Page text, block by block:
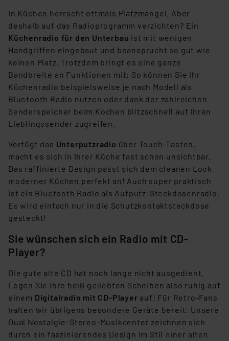
In Küchen herrscht oftmals Platzmangel. Aber
deshalb auf das Radioprogramm verzichten? Ein
Küchenradio für den Unterbau ist mit wenigen
Handgriffen eingebaut und beansprucht so gut wie
keinen Platz. Trotzdem bringt es eine ganze
Bandbreite an Funktionen mit: So können Sie Ihr
Küchenradio beispielsweise je nach Modell als
Bluetooth Radio nutzen oder dank der zahlreichen
Senderspeicher beim Kochen blitzschnell auf Ihren
Lieblingssender zugreifen.
Verfügt das Unterputzradio über Touch-Tasten,
macht es sich in Ihrer Küche fast schon unsichtbar.
Das raffinierte Design passt sich dem cleanen Look
moderner Küchen perfekt an! Auch super praktisch
ist ein Bluetooth Radio als Aufputz-Steckdosenradio.
Es wird einfach nur in die Schutzkontaktsteckdose
gesteckt!
Sie wünschen sich ein Radio mit CD-
Player?
Die gute alte CD hat noch lange nicht ausgedient.
Legen Sie Ihre heiß geliebten Scheiben also ruhig auf
einem Digitalradio mit CD-Player auf! Für Retro-Fans
halten wir übrigens besondere Geräte bereit: Unsere
Dual Nostalgie-Stereo-Musikcenter zeichnen sich
durch ein faszinierendes Design im Stil einer alten